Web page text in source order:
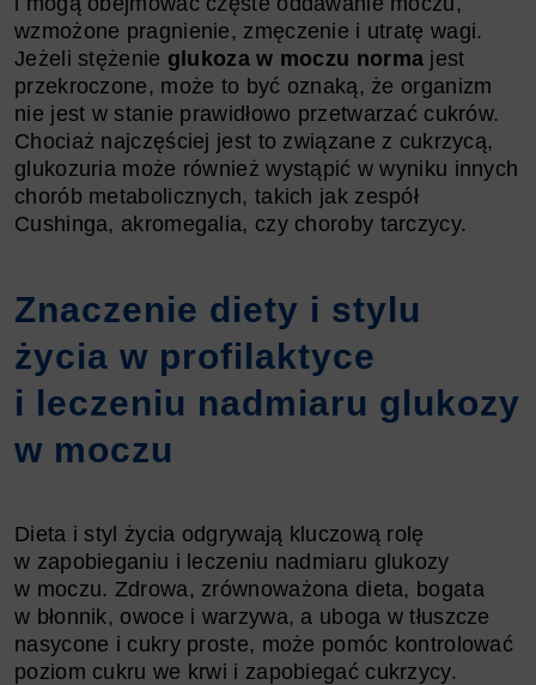
wzmożone pragnienie, zmęczenie i utratę wagi.
Jeżeli stężenie glukoza w moczu norma jest
przekroczone, może to być oznaką, że organizm
nie jest w stanie prawidłowo przetwarzać cukrów.
Chociaż najczęściej jest to związane z cukrzycą,
glukozuria może również wystąpić w wyniku innych
chorób metabolicznych, takich jak zespół
Cushinga, akromegalia, czy choroby tarczycy.
Znaczenie diety i stylu
życia w profilaktyce
i leczeniu nadmiaru glukozy
w moczu
Dieta i styl życia odgrywają kluczową rolę
w zapobieganiu i leczeniu nadmiaru glukozy
w moczu. Zdrowa, zrównoważona dieta, bogata
w błonnik, owoce i warzywa, a uboga w tłuszcze
nasycone i cukry proste, może pomóc kontrolować
poziom cukru we krwi i zapobiegać cukrzycy.